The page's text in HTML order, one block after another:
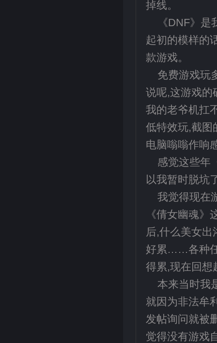
掉线。
《DNF》
起初的模样的
款游戏。
免费游戏玩
说呢,这游戏的
我的老爷机扛
低特效玩,截图
电脑嗡嗡作响
感觉这些年
以我暂时脱
我觉得现在
《倩女幽魂
后,什么美女
好累……各种任
得累,现在回想
本来当时我
就因为非法牟
发帖询问就被
觉得没有游戏